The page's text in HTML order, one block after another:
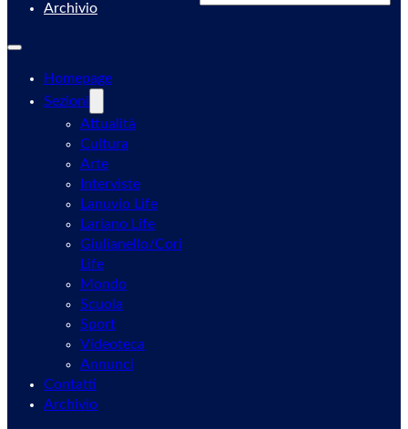
Archivio
Homepage
Sezioni
Attualità
Cultura
Arte
Interviste
Lanuvio Life
Lariano Life
Giulianello/Cori
Life
Mondo
Scuola
Sport
Videoteca
Annunci
Contatti
Archivio